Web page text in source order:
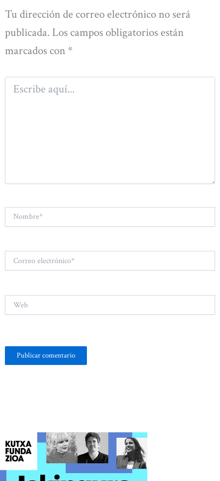
Tu dirección de correo electrónico no será
publicada. Los campos obligatorios están
marcados con *
aquí...
electrónico*